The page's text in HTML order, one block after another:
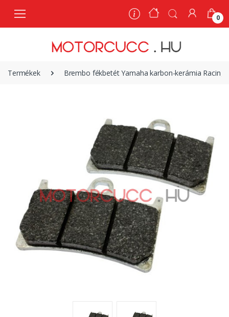
0
Termékek Brembo fékbetét Yamaha karbon-kerámia Racing
0